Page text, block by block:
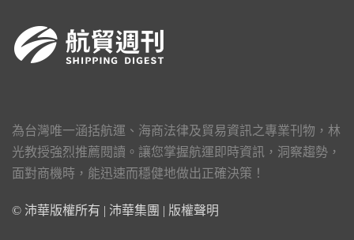
為台灣唯一涵括航運、海商法律及貿易資訊之專業刊物，林
光教授強烈推薦閱讀。讓您掌握航運即時資訊，洞察趨勢，
面對商機時，能迅速而穩健地做出正確決策！
© 沛華版權所有 | 沛華集團 | 版權聲明